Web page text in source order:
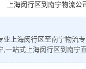
上海闵行区到南宁物流
上海闵行区至南宁物流
一站式上海闵行区到南宁